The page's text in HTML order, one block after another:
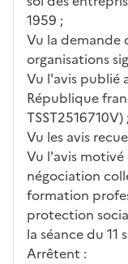
1959 ;
Vu la demande
organisations
Vu l'avis publié
République
TSST2516710V)
Vu les avis
Vu l'avis
négociation
formation
protection
la séance du
Arrêtent :